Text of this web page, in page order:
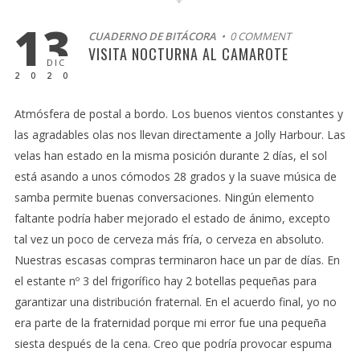
13
DIC
2020
CUADERNO DE BITÁCORA• 0 COMMENT
VISITA NOCTURNA AL CAMAROTE
Atmósfera de postal a bordo. Los buenos vientos constantes y
las agradables olas nos llevan directamente a Jolly Harbour. Las
velas han estado en la misma posición durante 2 días, el sol
está asando a unos cómodos 28 grados y la suave música de
samba permite buenas conversaciones. Ningún elemento
faltante podría haber mejorado el estado de ánimo, excepto
tal vez un poco de cerveza más fría, o cerveza en absoluto.
Nuestras escasas compras terminaron hace un par de días. En
el estante nº 3 del frigorífico hay 2 botellas pequeñas para
garantizar una distribución fraternal. En el acuerdo final, yo no
era parte de la fraternidad porque mi error fue una pequeña
siesta después de la cena. Creo que podría provocar espuma